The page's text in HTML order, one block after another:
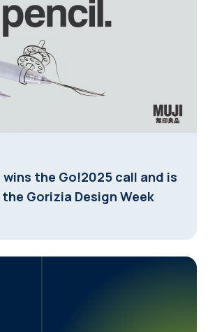
the Go!2025 call and is
Gorizia Design Week